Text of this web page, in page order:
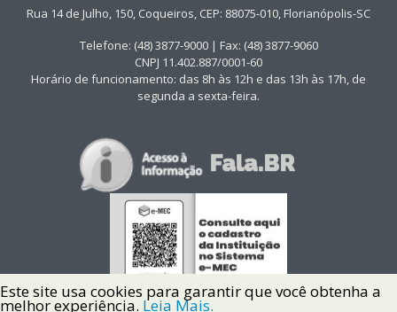
Rua 14 de Julho, 150, Coqueiros, CEP: 88075-010, Florianópolis-SC
Telefone: (48) 3877-9000 | Fax: (48) 3877-9060
CNPJ 11.402.887/0001-60
Horário de funcionamento: das 8h às 12h e das 13h às 17h, de
segunda a sexta-feira.
Este site usa cookies para garantir que você obtenha a
melhor experiência. Leia Mais.